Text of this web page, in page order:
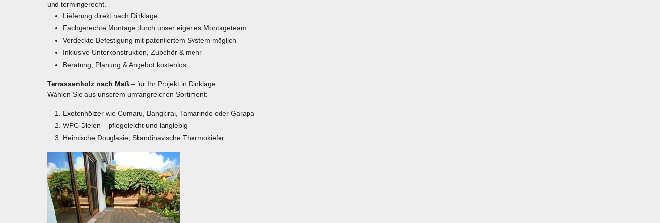
und termingerecht.
Lieferung direkt nach Dinklage
Fachgerechte Montage durch unser eigenes Montageteam
Verdeckte Befestigung mit patentiertem System möglich
Inklusive Unterkonstruktion, Zubehör & mehr
Beratung, Planung & Angebot kostenlos
Terrassenholz nach Maß – für Ihr Projekt in Dinklage
Wählen Sie aus unserem umfangreichen Sortiment:
Exotenhölzer wie Cumaru, Bangkirai, Tamarindo oder Garapa
WPC-Dielen – pflegeleicht und langlebig
Heimische Douglasie, Skandinavische Thermokiefer